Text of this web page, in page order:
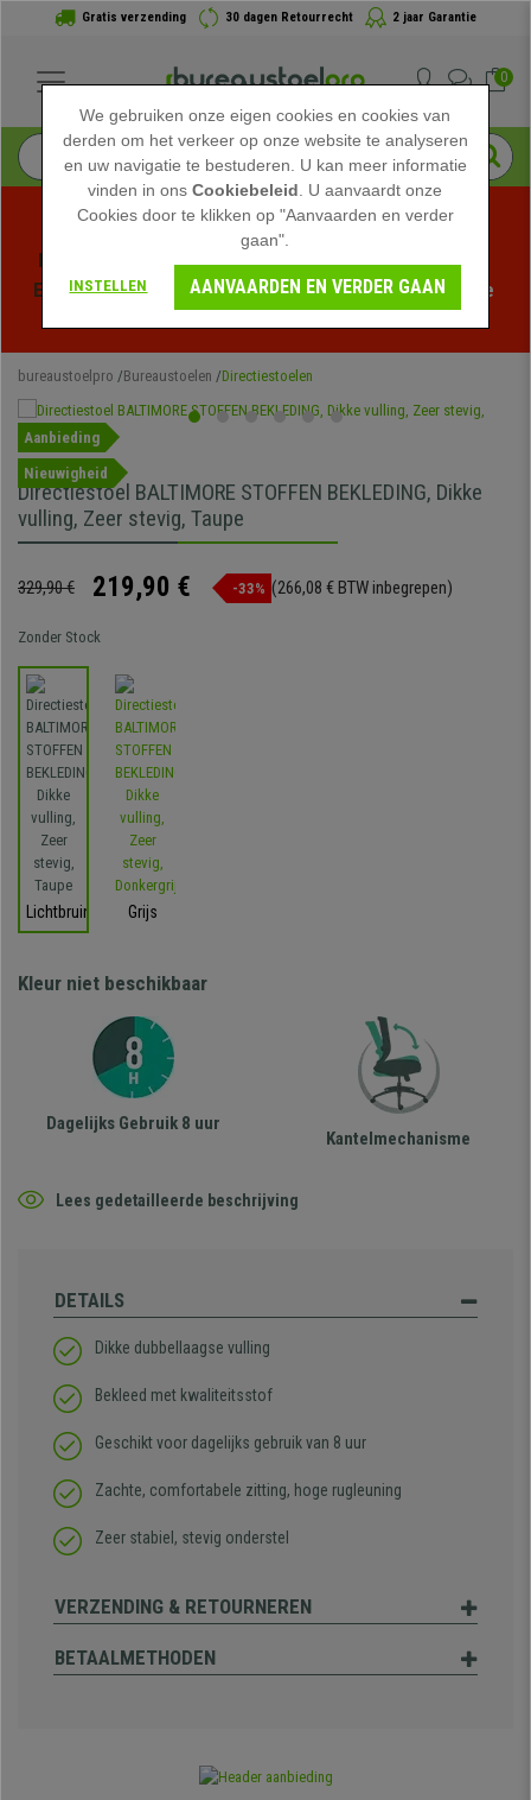
Gratis verzending 30 dagen Retourrecht 2 jaar Garantie
0
Profiteer van de Zomeruitverkoop bij bureaustoelpro!
Exclusieve kortingen voor een beperkte tijd - Bekijk de
bureaustoelpro Bureaustoelen Directiestoelen
Aanbieding
Nieuwigheid
Directiestoel BALTIMORE STOFFEN BEKLEDING, Dikke
vulling, Zeer stevig, Taupe
329,90 € 219,90 € -33% (266,08 € BTW inbegrepen)
Zonder Stock
Lichtbruin Grijs
Kleur niet beschikbaar
Dagelijks Gebruik 8 uur
Kantelmechanisme
Lees gedetailleerde beschrijving
DETAILS
Dikke dubbellaagse vulling
Bekleed met kwaliteitsstof
Geschikt voor dagelijks gebruik van 8 uur
Zachte, comfortabele zitting, hoge rugleuning
Zeer stabiel, stevig onderstel
VERZENDING & RETOURNEREN
BETAALMETHODEN
We gebruiken onze eigen cookies en cookies van
derden om het verkeer op onze website te analyseren
en uw navigatie te bestuderen. U kan meer informatie
vinden in onsCookiebeleid . U aanvaardt onze
Cookies door te klikken op "Aanvaarden en verder
gaan".
INSTELLEN AANVAARDEN EN VERDER GAAN